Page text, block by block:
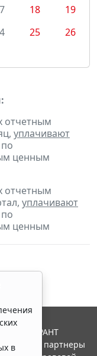
18
19
25
26
отчетным
уплачивают
ценным
отчетным
уплачивают
ценным
в
ГАРАНТ
и ее партнеры